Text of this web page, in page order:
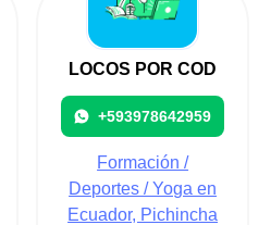
LOCOS POR COD
+593978642959
Formación /
Deportes / Yoga en
Ecuador, Pichincha